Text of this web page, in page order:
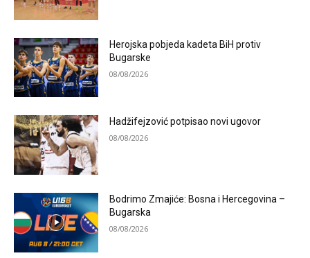
Herojska pobjeda kadeta BiH protiv
Bugarske
08/08/2026
Hadžifejzović potpisao novi ugovor
08/08/2026
Bodrimo Zmajiće: Bosna i Hercegovina –
Bugarska
08/08/2026